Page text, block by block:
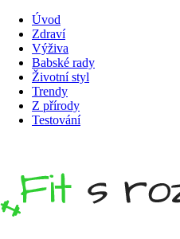
Úvod
Zdraví
Výživa
Babské rady
Životní styl
Trendy
Z přírody
Testování